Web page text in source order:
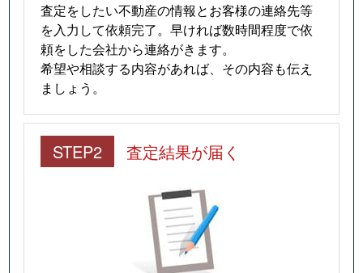
査定をしたい不動産の情報とお客様の連絡先等
を入力して依頼完了。早ければ数時間程度で依
頼をした会社から連絡がきます。
希望や相談する内容があれば、その内容も伝え
ましょう。
STEP2 査定結果が届く